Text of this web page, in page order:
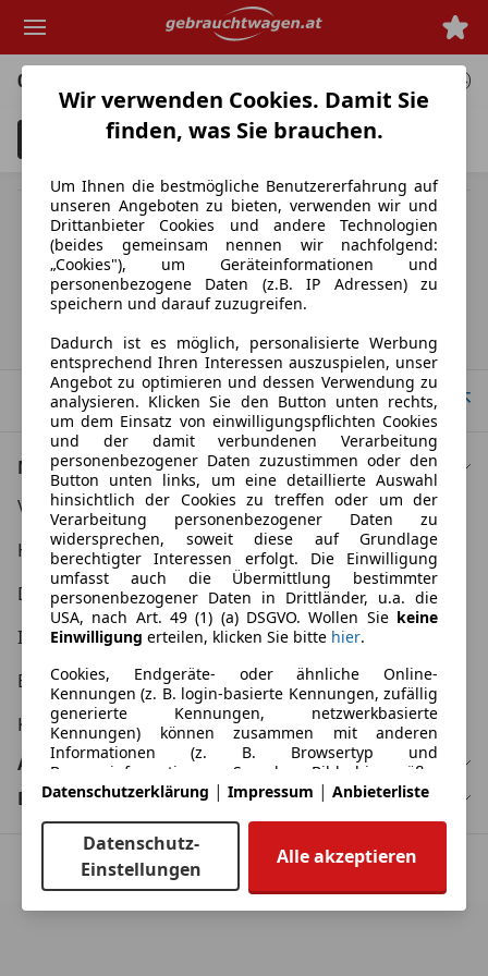
Hauptinhalt
springen
0 Angebote
3 Unfallfahrzeuge anzeigen
MwSt. ausweisbar
Herstellerangabe für Neufahrzeuge. Je nach Kilometerstand,
Fahrverhalten, Batteriealter und Ladeverhalten kann die elektrische
Reichweite bei Gebrauchtwagen deutlich abweichen.
Startseite
Nach Oben
Nützliche Links
Verbraucher AGB
Händler AGB
Datenschutzerklärung
Impressum
Erklärung zur Barrierefreiheit
KFZ Kaufvertrag
Automarken
Bundesländer
© Copyright2026
Wir verwenden Cookies. Damit Sie
finden, was Sie brauchen.
Um Ihnen die bestmögliche Benutzererfahrung auf
unseren Angeboten zu bieten, verwenden wir und
Drittanbieter Cookies und andere Technologien
(beides gemeinsam nennen wir nachfolgend:
„Cookies"), um Geräteinformationen und
personenbezogene Daten (z.B. IP Adressen) zu
speichern und darauf zuzugreifen.
Dadurch ist es möglich, personalisierte Werbung
entsprechend Ihren Interessen auszuspielen, unser
Angebot zu optimieren und dessen Verwendung zu
analysieren. Klicken Sie den Button unten rechts,
um dem Einsatz von einwilligungspflichten Cookies
und der damit verbundenen Verarbeitung
personenbezogener Daten zuzustimmen oder den
Button unten links, um eine detaillierte Auswahl
hinsichtlich der Cookies zu treffen oder um der
Verarbeitung personenbezogener Daten zu
widersprechen, soweit diese auf Grundlage
berechtigter Interessen erfolgt. Die Einwilligung
umfasst auch die Übermittlung bestimmter
personenbezogener Daten in Drittländer, u.a. die
USA, nach Art. 49 (1) (a) DSGVO. Wollen Sie keine
Einwilligung erteilen, klicken Sie bitte hier.
Cookies, Endgeräte- oder ähnliche Online-
Kennungen (z. B. login-basierte Kennungen, zufällig
generierte Kennungen, netzwerkbasierte
Kennungen) können zusammen mit anderen
Informationen (z. B. Browsertyp und
Browserinformationen, Sprache, Bildschirmgröße,
unterstützte Technologien usw.) auf Ihrem Endgerät
es jedes Mal wiederzuerkennen, wenn es eine App
oder einer Webseite aufruft. Dies geschieht für
einen oder mehrere der hier aufgeführten
Verarbeitungszwecke.
Datenschutzerklärung | Impressum | Anbieterliste
Datenschutz-
Einstellungen
Alle akzeptieren